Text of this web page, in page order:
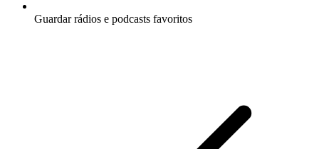
Guardar rádios e podcasts favoritos